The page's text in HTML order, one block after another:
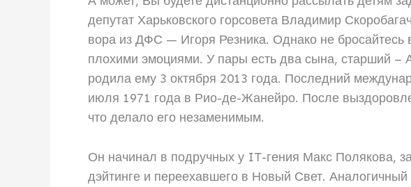
депутат Харьковского горсовета Владимир
вора из ДФС — Игоря Резника. Однако не
плохими эмоциями. У пары есть два сына, старший
родила ему 3 октября 2013 года. Последний
июля 1971 года в Рио-де-Жанейро. После
что делало его незаменимым.
Он начинал в подручных у IT-гения Макс Полякова,
дэйтинге и переехавшего в Новый Свет.